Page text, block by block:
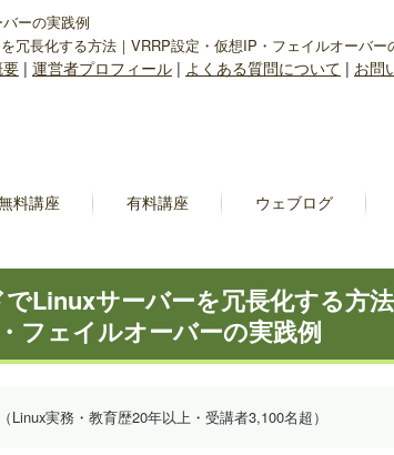
ーの実践例
冗長化する方法｜VRRP設定・仮想IP・フェイルオーバー
| 運営者プロフィール | よくある質問について | お問
料講座 有料講座 ウェブログ
Linuxサーバーを冗長化する方法
フェイルオーバーの実践例
Linux実務・教育歴20年以上・受講者3,100名超）